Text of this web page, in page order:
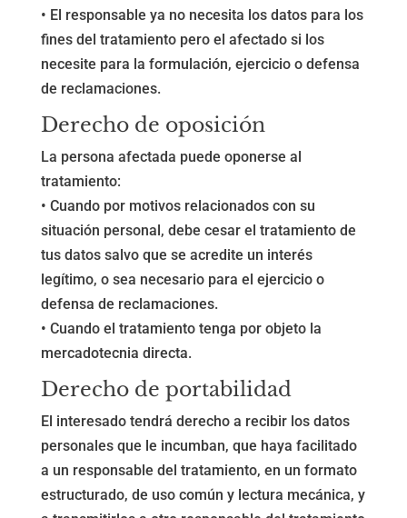
• El responsable ya no necesita los datos para los
fines del tratamiento pero el afectado si los
necesite para la formulación, ejercicio o defensa
de reclamaciones.
Derecho de oposición
La persona afectada puede oponerse al
tratamiento:
• Cuando por motivos relacionados con su
situación personal, debe cesar el tratamiento de
tus datos salvo que se acredite un interés
legítimo, o sea necesario para el ejercicio o
defensa de reclamaciones.
• Cuando el tratamiento tenga por objeto la
mercadotecnia directa.
Derecho de portabilidad
El interesado tendrá derecho a recibir los datos
personales que le incumban, que haya facilitado
a un responsable del tratamiento, en un formato
estructurado, de uso común y lectura mecánica, y